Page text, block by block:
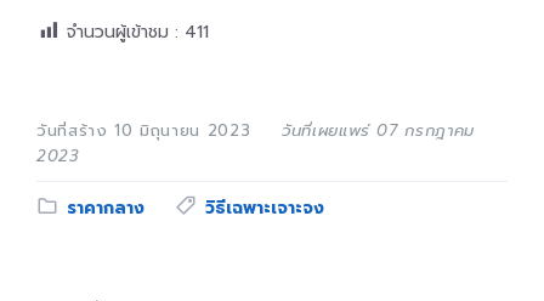
จำนวนผู้เข้าชม : 411
วันที่สร้าง 10 มิถุนายน 2023
วันที่เผยแพร่ 07 กรกฎาคม
2023
Category:
ราคากลาง Tags:
วิธีเฉพาะเจาะจง